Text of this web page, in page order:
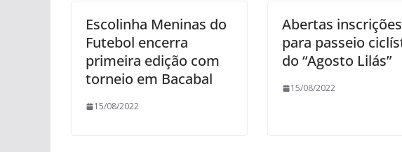
Escolinha Meninas do
Futebol encerra
primeira edição com
torneio em Bacabal
15/08/2022
Abertas inscrições
para passeio
do “Agosto Lilás”
15/08/2022